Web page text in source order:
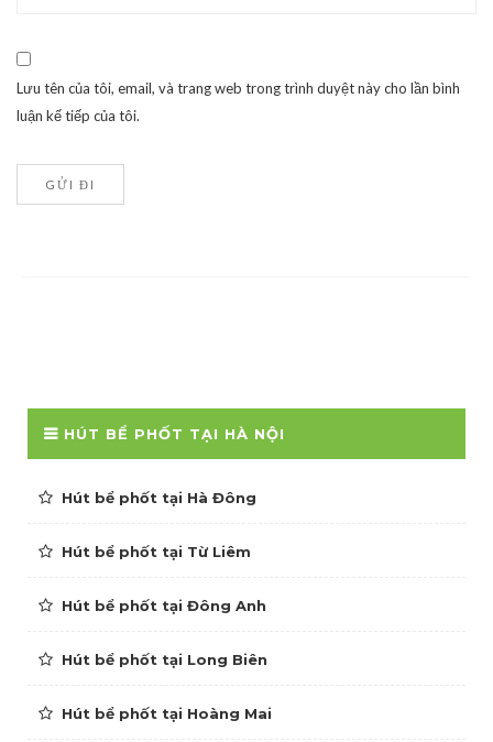
Lưu tên của tôi, email, và trang web trong trình duyệt này cho lần bình
luận kế tiếp của tôi.
HÚT BỂ PHỐT TẠI HÀ NỘI
Hút bể phốt tại Hà Đông
Hút bể phốt tại Từ Liêm
Hút bể phốt tại Đông Anh
Hút bể phốt tại Long Biên
Hút bể phốt tại Hoàng Mai